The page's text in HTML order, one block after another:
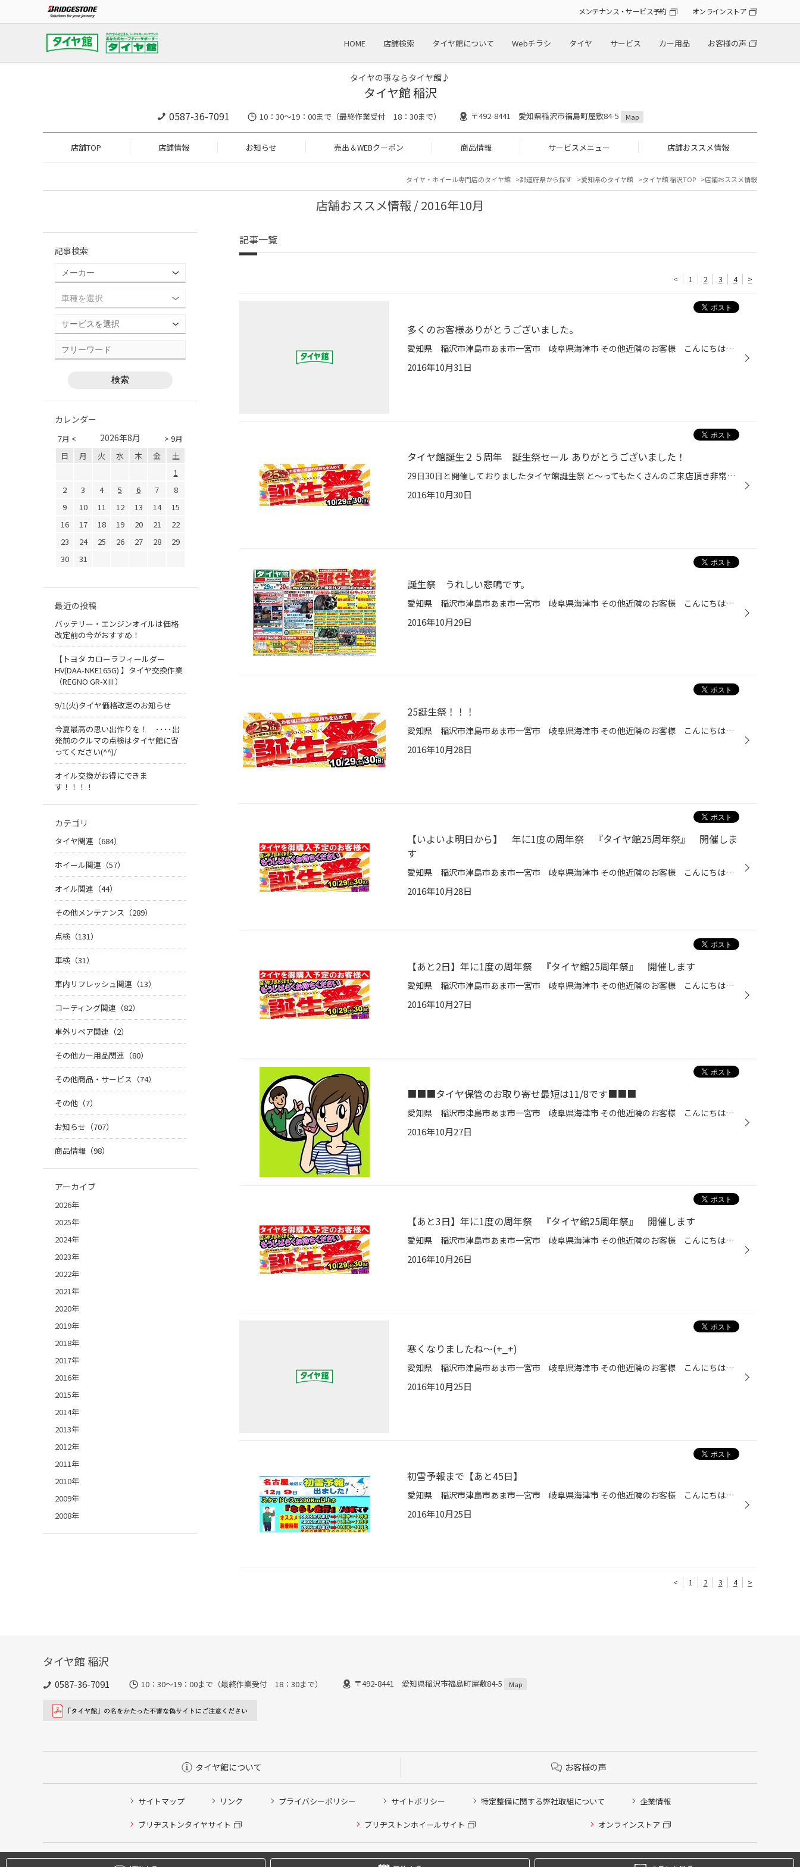
メンテナンス・サービス予約 オンラインストア
HOME 店舗検索 タイヤ館について Webチラシ タイヤ サービス カー用品 お客様の声
タイヤの事ならタイヤ館♪
タイヤ館 稲沢
0587-36-7091 10：30～19：00まで（最終作業受付 18：30まで） 〒492-8441 愛知県稲沢市福島町屋敷84-5 Map
店舗TOP 店舗情報 お知らせ 売出＆WEBクーポン 商品情報 サービスメニュー 店舗おススメ情報
タイヤ・ホイール専門店のタイヤ館 都道府県から探す 愛知県のタイヤ館 タイヤ館 稲沢TOP 店舗おススメ情報
店舗おススメ情報 / 2016年10月
記事一覧
< 1 2 3 4 >
多くのお客様ありがとうございました。
愛知県 稲沢市津島市あま市一宮市 岐阜県海津市 その他近隣のお客様 こんにちは。 愛知県稲沢市福島町のタイヤ館稲沢です。 だいぶ寒くなってきましたね。 タイヤ館誕生25周年イベントに多くのお客様ご来店ありがとうございましたm(__)m これからのタイヤ館も変わらず御贔屓のほどよろしくお願い...
2016年10月31日
タイヤ館誕生２５周年 誕生祭セール ありがとうございました！
29日30日と開催しておりましたタイヤ館誕生祭 と～ってもたくさんのご来店頂き非常に盛り上がり 無事に終えることが出来ました。 スタッフ一同感謝感謝です。 ありがとうございます。 またご来店が集中し、すぐに対応できなかったお客様。 お待たせしてしまい申し訳ございませんでした。 今回のセ...
2016年10月30日
誕生祭 うれしい悲鳴です。
愛知県 稲沢市津島市あま市一宮市 岐阜県海津市 その他近隣のお客様 こんにちは。 愛知県稲沢市福島町のタイヤ館稲沢です。 どもつぼやんこと 店長の坪内です。 今日明日で開催中の「タイヤ館誕生25周年 誕生祭」 本日 初日は沢山のお客様にご来店、購入、そして即着け を頂きありがとうござ...
2016年10月29日
25誕生祭！！！
愛知県 稲沢市津島市あま市一宮市 岐阜県海津市 その他近隣のお客様 こんにちは。 愛知県稲沢市福島町のタイヤ館稲沢です。 どうもまっちゃんです。 明日からタイヤ館誕生２５周年「誕生祭」を29・30日と2日間やります。 2日間の限定イベントですが、「タイヤ税込32400円以上」お買い上げのお客...
2016年10月28日
【いよいよ明日から】 年に1度の周年祭 『タイヤ館25周年祭』 開催しま
す
愛知県 稲沢市津島市あま市一宮市 岐阜県海津市 その他近隣のお客様 こんにちは。 愛知県稲沢市福島町のタイヤ館稲沢です。 10月29日 30日の2DAYS 『タイヤ館 25周年祭』 を開催します。 スタッドレスなど冬物はココで買いが間違いない!! 1年に一度のBIGセールをお楽しみに!!
2016年10月28日
【あと2日】年に1度の周年祭 『タイヤ館25周年祭』 開催します
愛知県 稲沢市津島市あま市一宮市 岐阜県海津市 その他近隣のお客様 こんにちは。 愛知県稲沢市福島町のタイヤ館稲沢です。 10月29日 30日の2DAYS 『タイヤ館 25周年祭』 を開催します。 スタッドレスなど冬物はココで買いが間違いない!! 1年に一度のBIGセールをお楽しみに!!
2016年10月27日
■■■タイヤ保管のお取り寄せ最短は11/8です■■■
愛知県 稲沢市津島市あま市一宮市 岐阜県海津市 その他近隣のお客様 こんにちは。 愛知県稲沢市福島町のタイヤ館稲沢です。 当店のタイヤクローク（保管）をご利用のお客様への お知らせです。 10月に入りそろそろ履き替えのご連絡を頂いております。 そのため 只今お取り寄せに10日以上頂いて...
2016年10月27日
【あと3日】年に1度の周年祭 『タイヤ館25周年祭』 開催します
愛知県 稲沢市津島市あま市一宮市 岐阜県海津市 その他近隣のお客様 こんにちは。 愛知県稲沢市福島町のタイヤ館稲沢です。 10月29日 30日の2DAYS 『タイヤ館 25周年祭』 を開催します。 スタッドレスなど冬物はココで買いが間違いない!! 1年に一度のBIGセールをお楽しみに!!
2016年10月26日
寒くなりましたね～(+_+)
愛知県 稲沢市津島市あま市一宮市 岐阜県海津市 その他近隣のお客様 こんにちは。 愛知県稲沢市福島町のタイヤ館稲沢です。 最近急に寒くなりましたね～ 当店も昨日からやっと衣替えをしました＼(^o^)／ 今年の初雪は１２月９日みたいですよ。 皆様、冬の準備はお早めに！！
2016年10月25日
初雪予報まで【あと45日】
愛知県 稲沢市津島市あま市一宮市 岐阜県海津市 その他近隣のお客様 こんにちは。 愛知県稲沢市福島町のタイヤ館稲沢です。 どもつぼやんです。 初雪予報の『12月9日』まであと『45日』です。 以前もご案内しましたがスタッドレスはならし走行が必要!! カタログには、時速60Km以下のスピードで「...
2016年10月25日
< 1 2 3 4 >
記事検索
カレンダー
7月 < > 9月
2026年8月
日 月 火 水 木 金
土
1
2
3 4 5 6 7
8
9
10 11 12 13 14
15
16
17 18 19 20 21
22
23
24 25 26 27 28
29
30
31
最近の投稿
バッテリー・エンジンオイルは価格
改定前の今がおすすめ！
【トヨタ カローラフィールダー
HV(DAA-NKE165G) 】タイヤ交換作業
（REGNO GR-XⅢ）
9/1(火)タイヤ価格改定のお知らせ
今夏最高の思い出作りを！ ････出
発前のクルマの点検はタイヤ館に寄
ってください(^^)/
オイル交換がお得にできま
す！！！！
カテゴリ
タイヤ関連（684）
ホイール関連（57）
オイル関連（44）
その他メンテナンス（289）
点検（131）
車検（31）
車内リフレッシュ関連（13）
コーティング関連（82）
車外リペア関連（2）
その他カー用品関連（80）
その他商品・サービス（74）
その他（7）
お知らせ（707）
商品情報（98）
アーカイブ
2026年
2025年
2024年
2023年
2022年
2021年
2020年
2019年
2018年
2017年
2016年
2015年
2014年
2013年
2012年
2011年
2010年
2009年
2008年
タイヤ館 稲沢
0587-36-7091 10：30～19：00まで（最終作業受付 18：30まで） 〒492-8441 愛知県稲沢市福島町屋敷84-5 Map
タイヤ館について お客様の声
サイトマップ リンク プライバシーポリシー サイトポリシー 特定整備に関する弊社取組について 企業情報
ブリヂストンタイヤサイト ブリヂストンホイールサイト オンラインストア
Copyright © 2024 Bridgestone Retail Co.,Ltd. All rights Reserved.
タイヤ点検・安全点検/タイヤ履き替え/オイル交換/その他ピット作業の予約
クローク契約会員専用タイヤ履き替え※タイヤ履き替えを希望のクローク契約会員の方はこちらを選択ください
本日のタイヤ履き替え順番待ち予約 ※クローク契約会員の方はご利用いただけません